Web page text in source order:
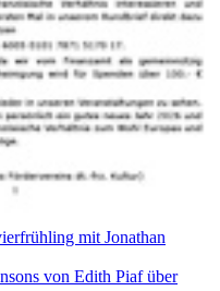
mit Jonathan
von Edith Piaf über